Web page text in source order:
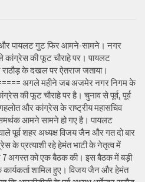
पायलट गुट फिर आमने-सामने। नगर
कांग्रेस की फूट चौराहे पर। पायलट
राठौड़ के दखल पर ऐतराज जताया।
अगले महीने जब अजमेर नगर निगम के
की फूट चौराहे पर है। चुनाव से पूर्व, पूर्व
और कांग्रेस के राष्ट्रीय महासचिव
आमने सामने हो गए है। पायलट
पूर्व शहर अध्यक्ष विजय जैन और गत दो बार
के प्रत्याशी रहे हेमंत भाटी के नेतृत्व में
7 अगस्त को एक बैठक की। इस बैठक में बड़ी
शामिल हुए। विजय जैन और हेमंत